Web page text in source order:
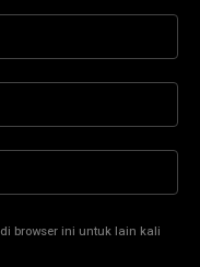
browser ini untuk lain kali